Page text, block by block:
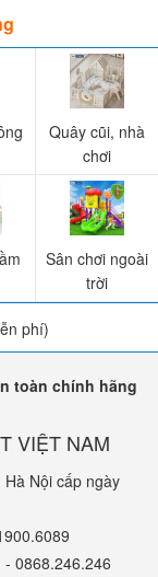
Quây cũi, nhà
chơi
Sân chơi ngoài
trời
phí)
toàn chính hãng
VIỆT NAM
Nội cấp ngày
0868.246.246